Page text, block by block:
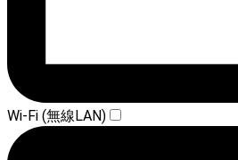
Wi-Fi (無線LAN)